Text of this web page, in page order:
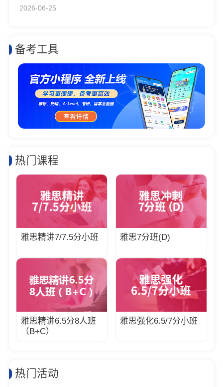
2026-06-25
备考工具
热门课程
雅思精讲7/7.5分小班 雅思7分班(D)
雅思精讲6.5分8人班
（B+C）
雅思强化6.5/7分小班
热门活动